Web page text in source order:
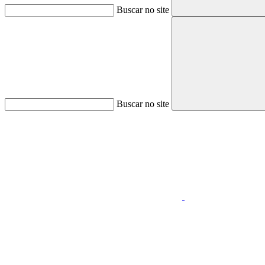
Buscar no site
Buscar no site